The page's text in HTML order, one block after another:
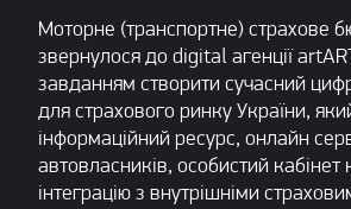
Моторне (транспортне) страхове
звернулося до digital агенції
завданням створити сучасний
для страхового ринку України,
інформаційний ресурс, онлайн
автовласників, особистий кабінет
інтеграцію з внутрішніми